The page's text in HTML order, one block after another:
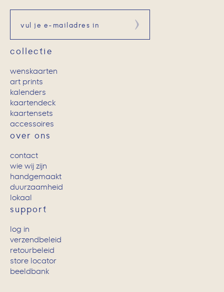
Aanmelden
collectie
wenskaarten
art prints
kalenders
kaartendeck
kaartensets
accessoires
over ons
contact
wie wij zijn
handgemaakt
duurzaamheid
lokaal
support
log in
verzendbeleid
retourbeleid
store locator
beeldbank